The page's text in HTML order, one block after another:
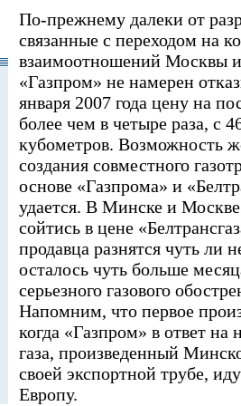
По-прежнему далеки от
связанные с переходом на
взаимоотношений Москвы
«Газпром» не намерен
января 2007 года цену на
более чем в четыре раза, с
кубометров. Возможность
создания совместного
основе «Газпрома» и
удается. В Минске и
сойтись в цене
продавца разнятся чуть ли
осталось чуть больше
серьезного газового
Напомним, что первое
когда «Газпром» в ответ
газа, произведенный
своей экспортной трубе,
Европу.